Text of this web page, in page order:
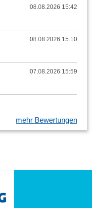
08.08.2026 15:42
08.08.2026 15:10
07.08.2026 15:59
mehr Bewertungen